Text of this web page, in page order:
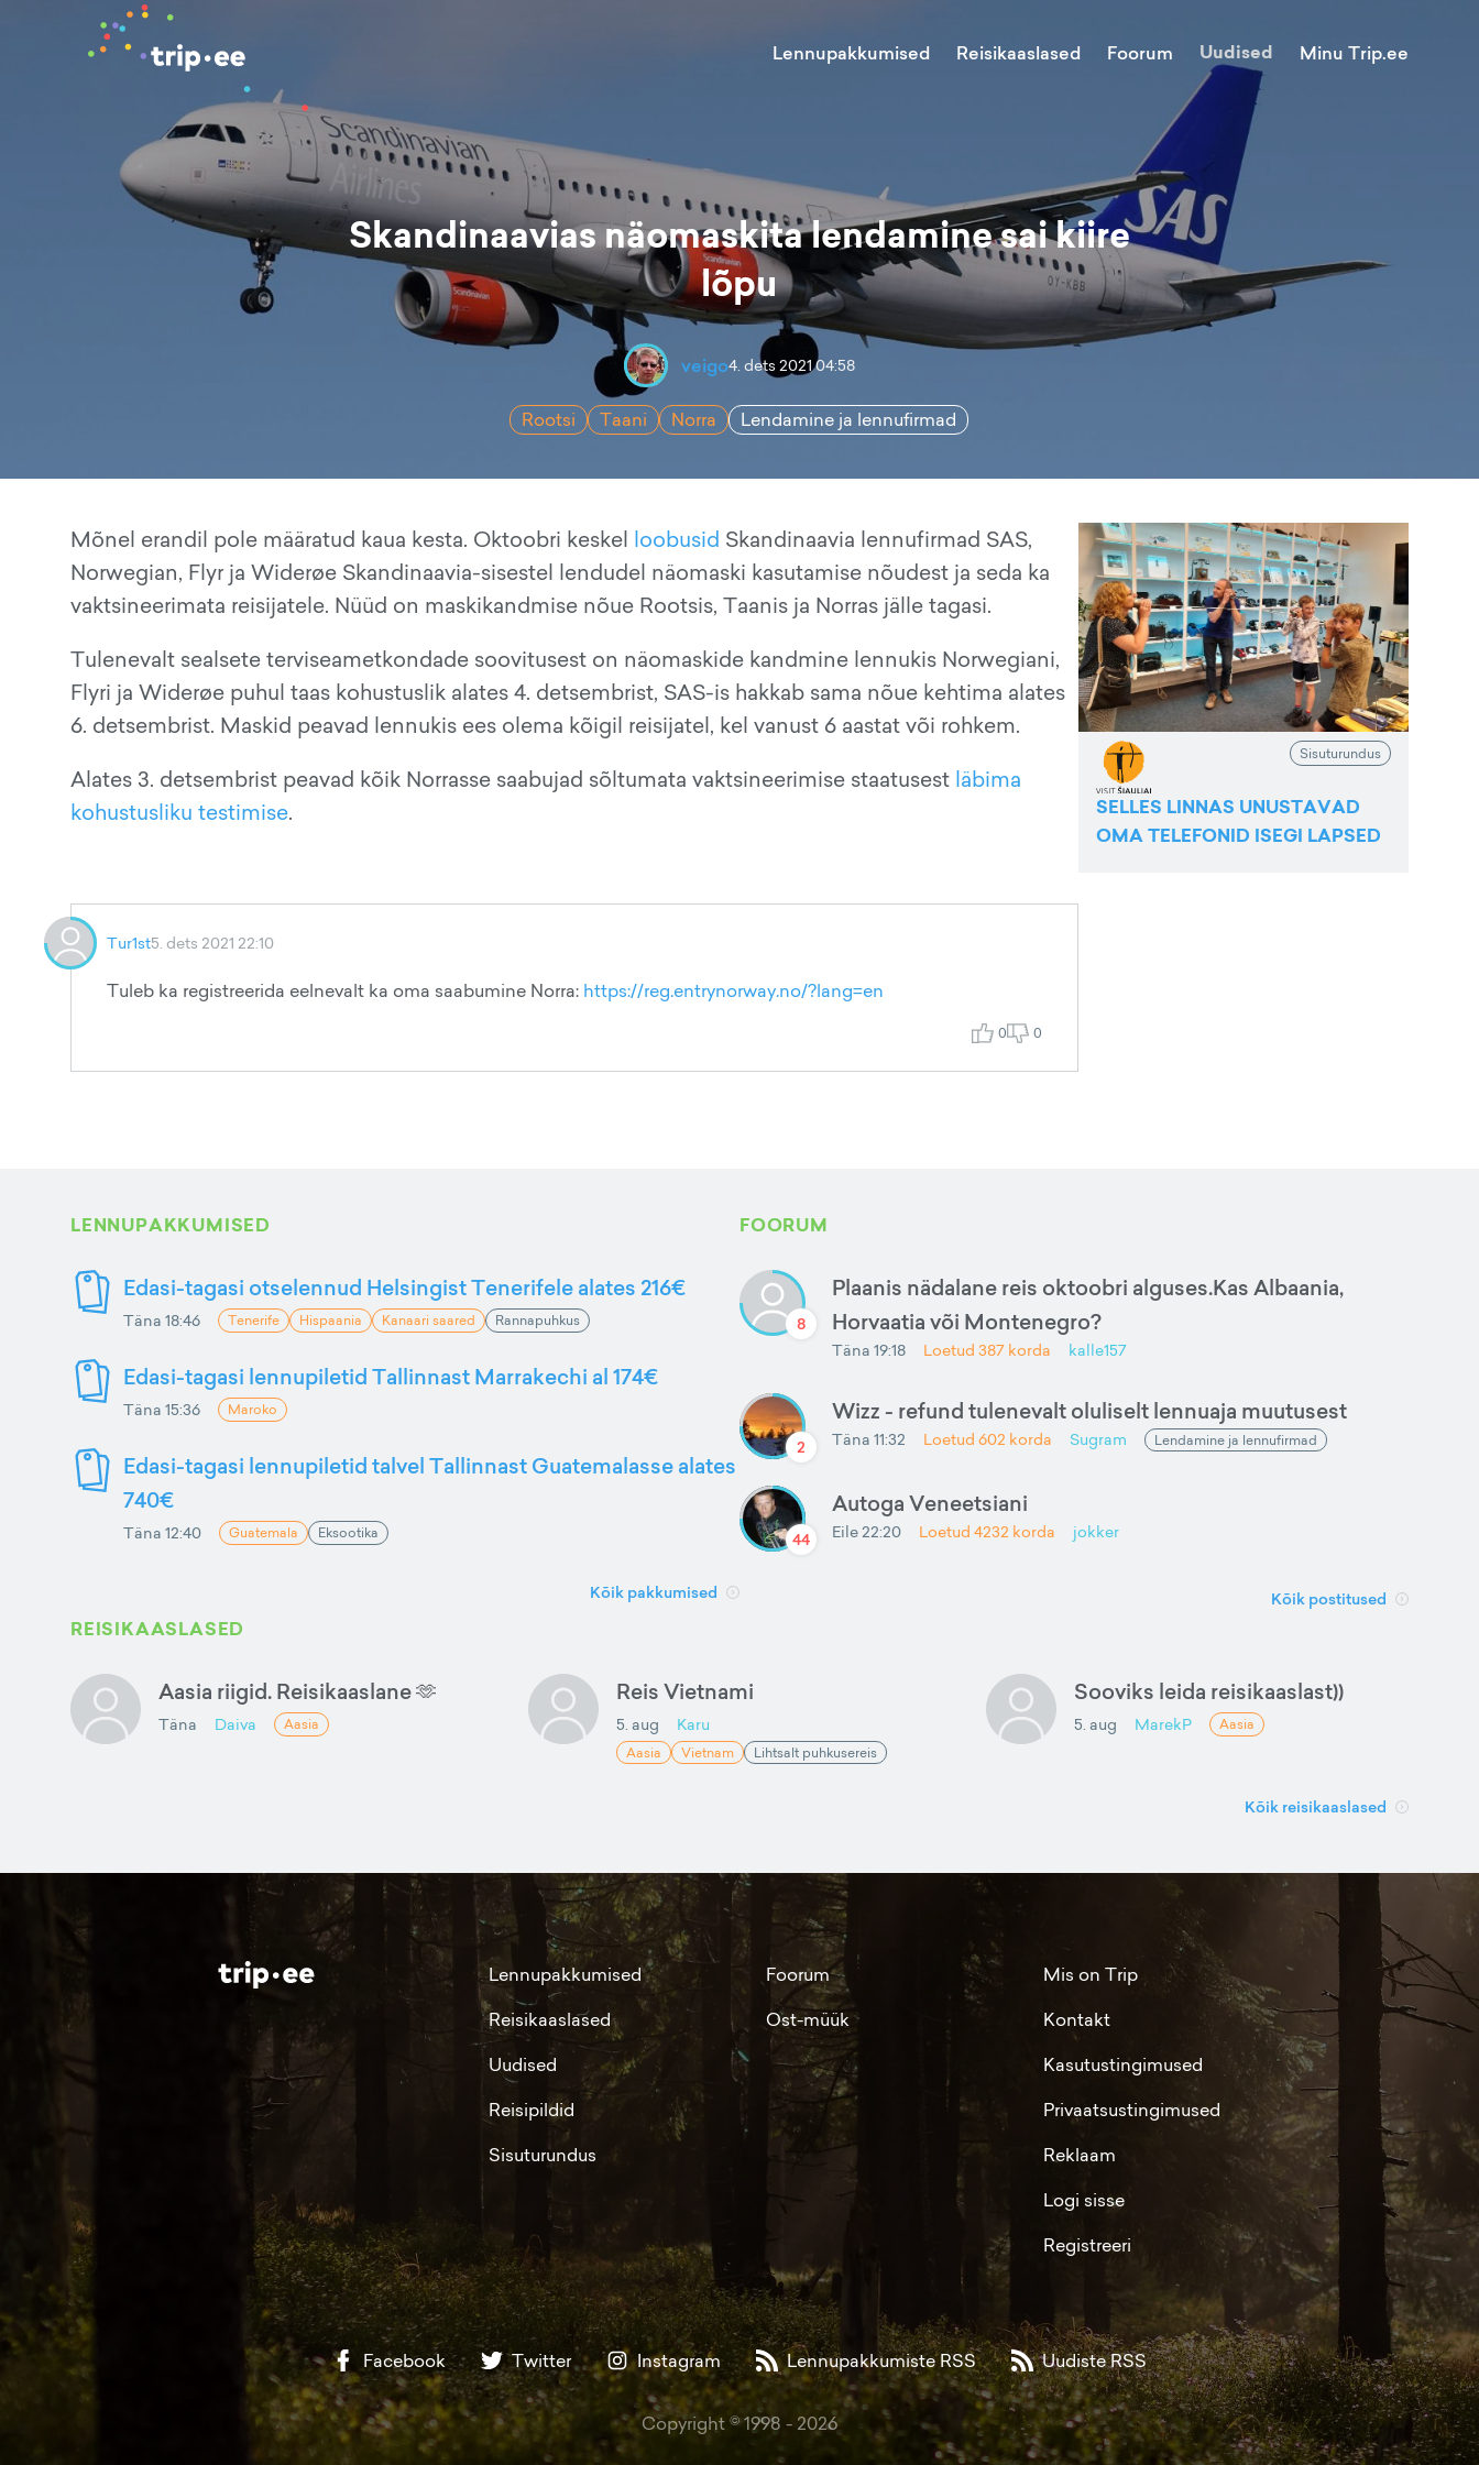
Lennupakkumised Reisikaaslased Foorum Uudised Minu Trip.ee
Skandinaavias näomaskita lendamine sai kiire
lõpu
veigo4. dets 2021 04:58
Rootsi Taani Norra Lendamine ja lennufirmad
Mõnel erandil pole määratud kaua kesta. Oktoobri keskel loobusid Skandinaavia lennufirmad SAS,
Norwegian, Flyr ja Widerøe Skandinaavia-sisestel lendudel näomaski kasutamise nõudest ja seda ka
vaktsineerimata reisijatele. Nüüd on maskikandmise nõue Rootsis, Taanis ja Norras jälle tagasi.
Tulenevalt sealsete terviseametkondade soovitusest on näomaskide kandmine lennukis Norwegiani,
Flyri ja Widerøe puhul taas kohustuslik alates 4. detsembrist, SAS-is hakkab sama nõue kehtima alates
6. detsembrist. Maskid peavad lennukis ees olema kõigil reisijatel, kel vanust 6 aastat või rohkem.
Alates 3. detsembrist peavad kõik Norrasse saabujad sõltumata vaktsineerimise staatusest läbima
kohustusliku testimise.
Tur1st5. dets 2021 22:10
Tuleb ka registreerida eelnevalt ka oma saabumine Norra: https://reg.entrynorway.no/?lang=en
0 0
Sisuturundus
SELLES LINNAS UNUSTAVAD
OMA TELEFONID ISEGI LAPSED
LENNUPAKKUMISED
Edasi-tagasi otselennud Helsingist Tenerifele alates 216€
Täna 18:46 Tenerife Hispaania Kanaari saared Rannapuhkus
Edasi-tagasi lennupiletid Tallinnast Marrakechi al 174€
Täna 15:36 Maroko
Edasi-tagasi lennupiletid talvel Tallinnast Guatemalasse alates
740€
Täna 12:40 Guatemala Eksootika
Kõik pakkumised
FOORUM
8
Plaanis nädalane reis oktoobri alguses.Kas Albaania,
Horvaatia või Montenegro?
Täna 19:18 Loetud 387 korda kalle157
2
Wizz - refund tulenevalt oluliselt lennuaja muutusest
Täna 11:32 Loetud 602 korda Sugram Lendamine ja lennufirmad
44
Autoga Veneetsiani
Eile 22:20 Loetud 4232 korda jokker
Kõik postitused
REISIKAASLASED
Aasia riigid. Reisikaaslane 🫶
Täna Daiva Aasia
Reis Vietnami
5. aug Karu
Aasia Vietnam Lihtsalt puhkusereis
Sooviks leida reisikaaslast))
5. aug MarekP Aasia
Kõik reisikaaslased
Lennupakkumised
Reisikaaslased
Uudised
Reisipildid
Sisuturundus
Foorum
Ost-müük
Mis on Trip
Kontakt
Kasutustingimused
Privaatsustingimused
Reklaam
Logi sisse
Registreeri
Facebook Twitter Instagram Lennupakkumiste RSS Uudiste RSS
Copyright © 1998 - 2026